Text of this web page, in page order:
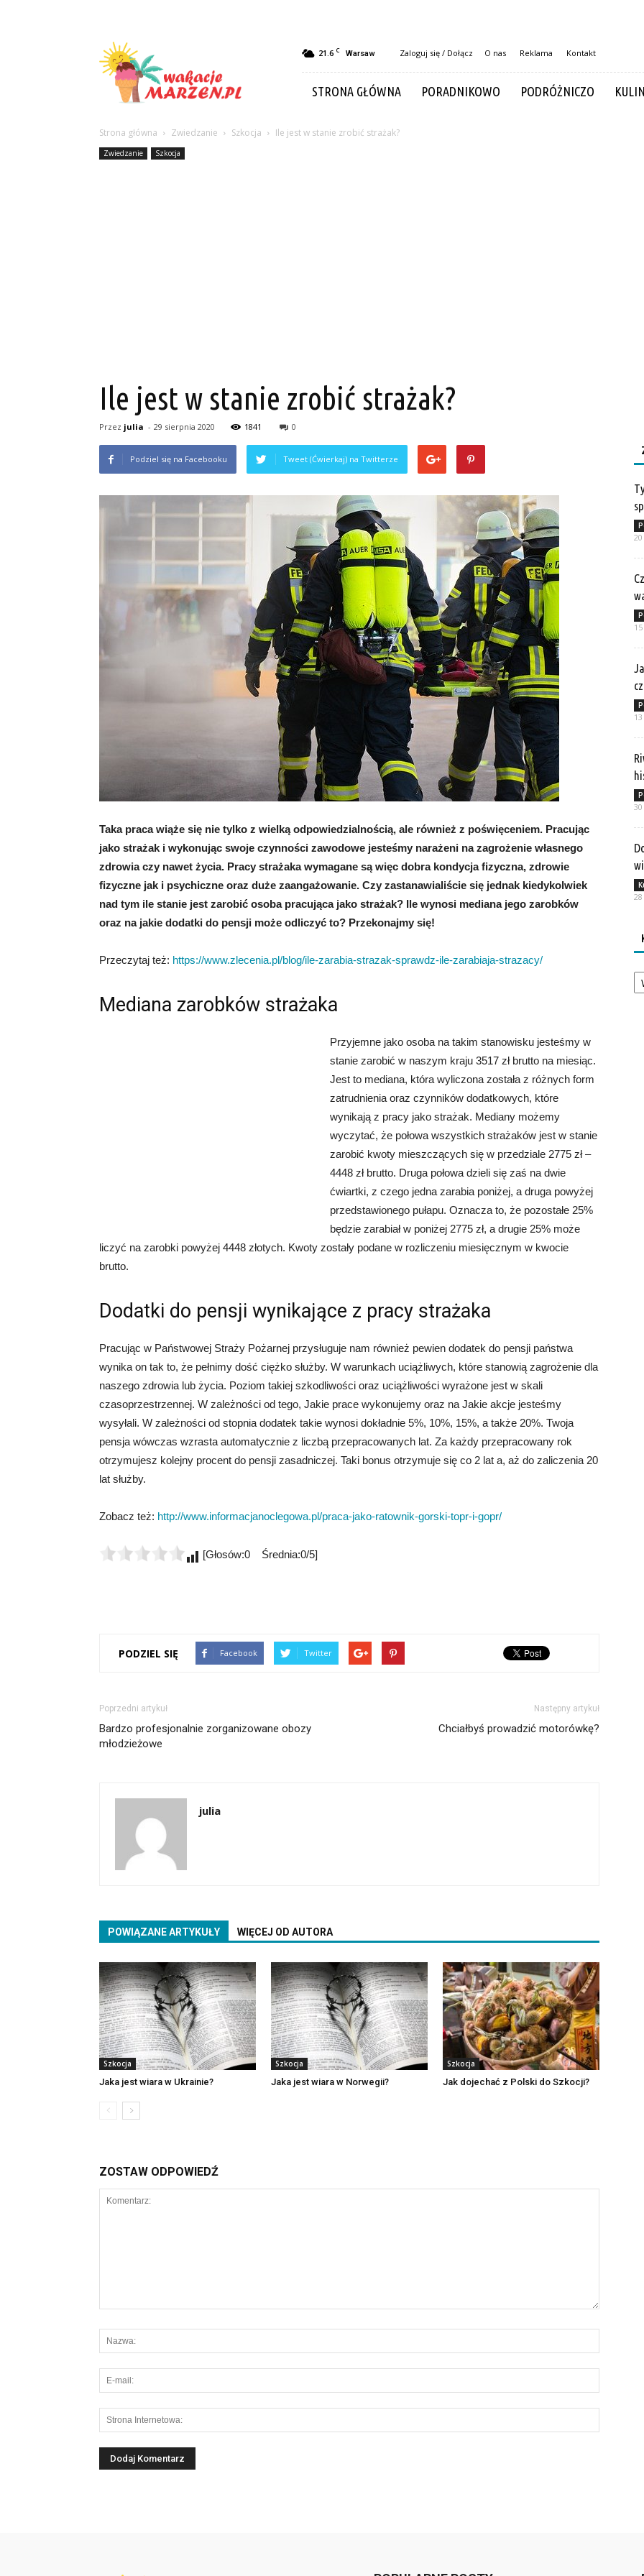
Wakacje-
marzen.pl
21.6 C Warsaw Zaloguj się / Dołącz O nas Reklama Kontakt
STRONA GŁÓWNA PORADNIKOWO PODRÓŻNICZO
Strona główna Zwiedzanie Szkocja Ile jest w stanie zrobić strażak?
Zwiedzanie Szkocja
Ile jest w stanie zrobić strażak?
Przez julia - 29 sierpnia 2020 1841 0
Podziel się na Facebooku Tweet (Ćwierkaj) na Twitterze
Taka praca wiąże się nie tylko z wielką odpowiedzialnością, ale również z poświęceniem. Pracując
jako strażak i wykonując swoje czynności zawodowe jesteśmy narażeni na zagrożenie własnego
zdrowia czy nawet życia. Pracy strażaka wymagane są więc dobra kondycja fizyczna, zdrowie
fizyczne jak i psychiczne oraz duże zaangażowanie. Czy zastanawialiście się jednak kiedykolwiek
nad tym ile stanie jest zarobić osoba pracująca jako strażak? Ile wynosi mediana jego zarobków
oraz na jakie dodatki do pensji może odliczyć to? Przekonajmy się!
Przeczytaj też: https://www.zlecenia.pl/blog/ile-zarabia-strazak-sprawdz-ile-zarabiaja-strazacy/
Mediana zarobków strażaka
Przyjemne jako osoba na takim stanowisku jesteśmy w
stanie zarobić w naszym kraju 3517 zł brutto na miesiąc.
Jest to mediana, która wyliczona została z różnych form
zatrudnienia oraz czynników dodatkowych, które
wynikają z pracy jako strażak. Mediany możemy
wyczytać, że połowa wszystkich strażaków jest w stanie
zarobić kwoty mieszczących się w przedziale 2775 zł –
4448 zł brutto. Druga połowa dzieli się zaś na dwie
ćwiartki, z czego jedna zarabia poniżej, a druga powyżej
przedstawionego pułapu. Oznacza to, że pozostałe 25%
będzie zarabiał w poniżej 2775 zł, a drugie 25% może
liczyć na zarobki powyżej 4448 złotych. Kwoty zostały podane w rozliczeniu miesięcznym w kwocie
brutto.
Dodatki do pensji wynikające z pracy strażaka
Pracując w Państwowej Straży Pożarnej przysługuje nam również pewien dodatek do pensji państwa
wynika on tak to, że pełnimy dość ciężko służby. W warunkach uciążliwych, które stanowią zagrożenie dla
naszego zdrowia lub życia. Poziom takiej szkodliwości oraz uciążliwości wyrażone jest w skali
czasoprzestrzennej. W zależności od tego, Jakie prace wykonujemy oraz na Jakie akcje jesteśmy
wysyłali. W zależności od stopnia dodatek takie wynosi dokładnie 5%, 10%, 15%, a także 20%. Twoja
pensja wówczas wzrasta automatycznie z liczbą przepracowanych lat. Za każdy przepracowany rok
otrzymujesz kolejny procent do pensji zasadniczej. Taki bonus otrzymuje się co 2 lat a, aż do zaliczenia 20
lat służby.
Zobacz też: http://www.informacjanoclegowa.pl/praca-jako-ratownik-gorski-topr-i-gopr/
[Głosów:0 Średnia:0/5]
PODZIEL SIĘ Facebook Twitter
Poprzedni artykuł
Bardzo profesjonalnie zorganizowane obozy
młodzieżowe
Następny artykuł
Chciałbyś prowadzić motorówkę?
julia
POWIĄZANE ARTYKUŁY WIĘCEJ OD AUTORA
Szkocja
Jaka jest wiara w Ukrainie?
Szkocja
Jaka jest wiara w Norwegii?
Szkocja
Jak dojechać z Polski do Szkocji?
ZOSTAW ODPOWIEDŹ